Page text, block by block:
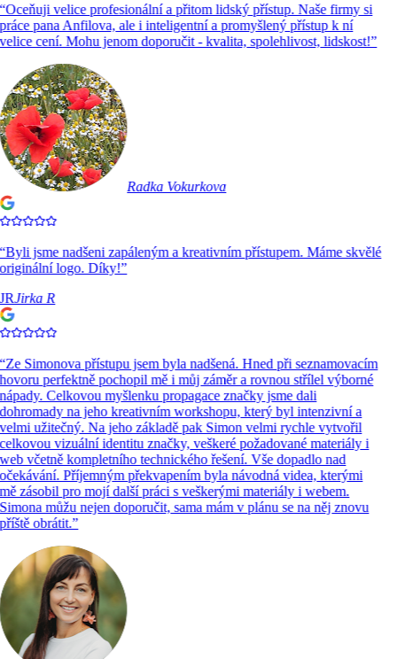
Oceňuji velice profesionální a přitom lidský přístup. Naše firmy si
pana Anfilova, ale i inteligentní a promyšlený přístup k ní
cení. Mohu jenom doporučit - kvalita, spolehlivost, lidskost!”
Radka Vokurkova
Byli jsme nadšeni zapáleným a kreativním přístupem. Máme skvělé
logo. Díky!”
Jirka R
Ze Simonova přístupu jsem byla nadšená. Hned při seznamovacím
perfektně pochopil mě i můj záměr a rovnou střílel výborné
Celkovou myšlenku propagace značky jsme dali
na jeho kreativním workshopu, který byl intenzivní a
užitečný. Na jeho základě pak Simon velmi rychle vytvořil
vizuální identitu značky, veškeré požadované materiály i
včetně kompletního technického řešení. Vše dopadlo nad
Příjemným překvapením byla návodná videa, kterými
zásobil pro mojí další práci s veškerými materiály i webem.
můžu nejen doporučit, sama mám v plánu se na něj znovu
obrátit.”